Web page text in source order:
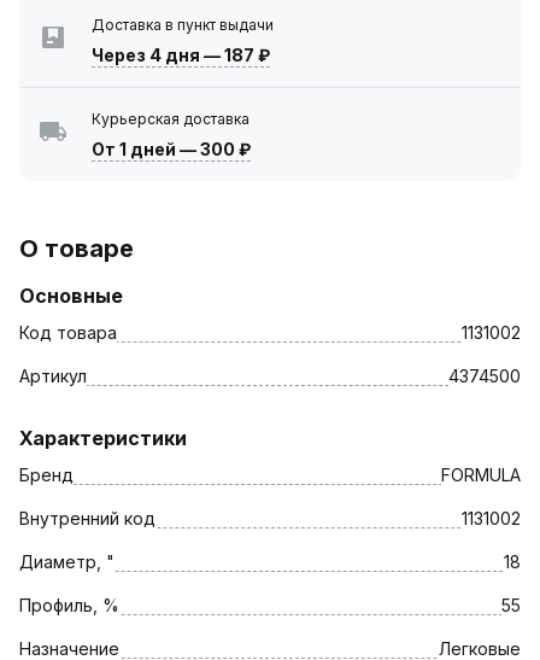
Доставка в пункт выдачи
Через 4 дня —187 ₽
Курьерская доставка
От 1 дней —300 ₽
О товаре
Основные
Код товара 1131002
Артикул 4374500
Характеристики
Бренд FORMULA
Внутренний код 1131002
Диаметр, " 18
Профиль, % 55
Назначение Легковые